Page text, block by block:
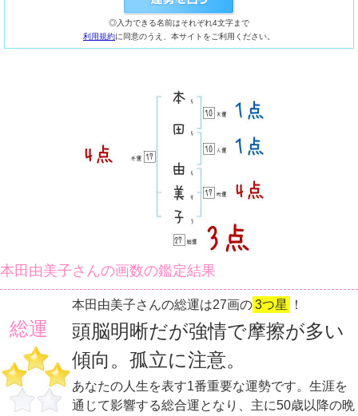
◎入力できる名前はそれぞれ4文字まで
利用規約に同意のうえ、本サイトをご利用ください。
本田由美子さんの画数の鑑定結果
総運
本田由美子さんの総運は27画の3つ星 ！
頭脳明晰だが強情で摩擦が多い
傾向。孤立に注意。
あなたの人生を表す1番重要な運勢です。生涯を
通じて影響する総合運となり、主に50歳以降の晩